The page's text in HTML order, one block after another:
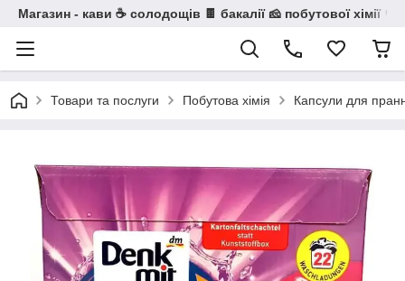
Магазин - кави ☕ солодощів 🍫 бакалії 🧀 побутової хімії 🧼
Товари та послуги Побутова хімія Капсули для